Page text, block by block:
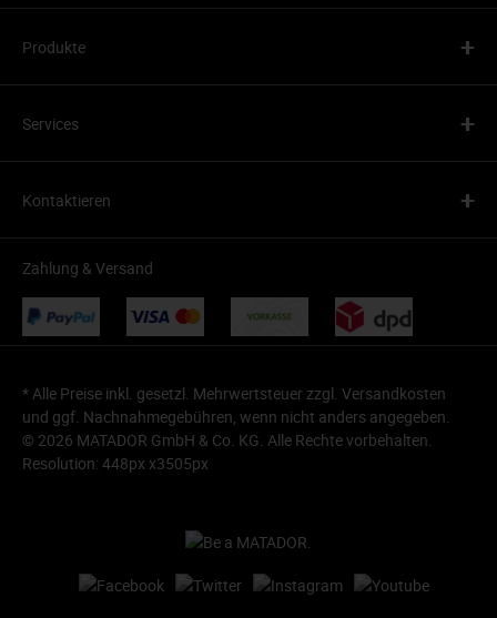
Produkte +
Services +
Kontaktieren +
Zahlung & Versand
* Alle Preise inkl. gesetzl. Mehrwertsteuer zzgl. Versandkosten
und ggf. Nachnahmegebühren, wenn nicht anders angegeben.
© 2026 MATADOR GmbH & Co. KG. Alle Rechte vorbehalten.
Resolution: 448px x3505px